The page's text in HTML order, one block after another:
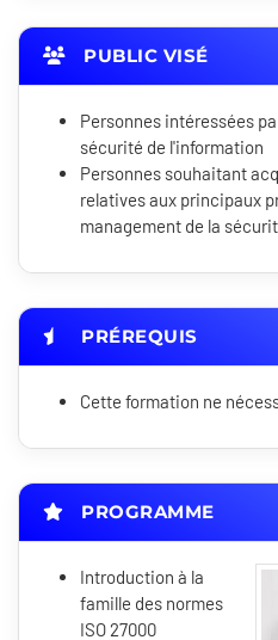
PUBLIC VISÉ
Personnes intéressées
sécurité de l'information
Personnes souhaitant
relatives aux principaux
management de la
PRÉREQUIS
Cette formation ne
PROGRAMME
Introduction à la
famille des normes
ISO 27000